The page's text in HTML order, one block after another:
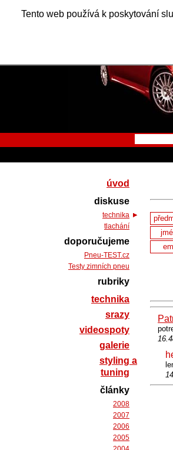
Tento web používá k poskytování
úvod
diskuse
technika
tlachání
doporučujeme
Pneu-TEST.cz
Testy zimních pneu
rubriky
technika
srazy
videospoty
galerie
styling a
tuning
články
2008
2007
2006
2005